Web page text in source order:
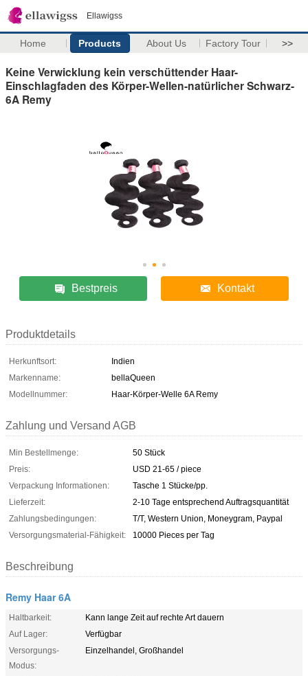
Ellawigss
Home Products About Us Factory Tour >>
Keine Verwicklung kein verschüttender Haar-
Einschlagfaden des Körper-Wellen-natürlicher Schwarz-
6A Remy
Bestpreis Kontakt
Produktdetails
Herkunftsort:
Indien
Markenname:
bellaQueen
Modellnummer:
Haar-Körper-Welle 6A Remy
Zahlung und Versand AGB
Min Bestellmenge:
50 Stück
Preis:
USD 21-65 / piece
Verpackung Informationen:
Tasche 1 Stücke/pp.
Lieferzeit:
2-10 Tage entsprechend Auftragsquantität
Zahlungsbedingungen:
T/T, Western Union, Moneygram, Paypal
Versorgungsmaterial-Fähigkeit:
10000 Pieces per Tag
Beschreibung
Remy Haar 6A
Haltbarkeit:
Kann lange Zeit auf rechte Art dauern
Auf Lager:
Verfügbar
Versorgungs-
Modus:
Einzelhandel, Großhandel